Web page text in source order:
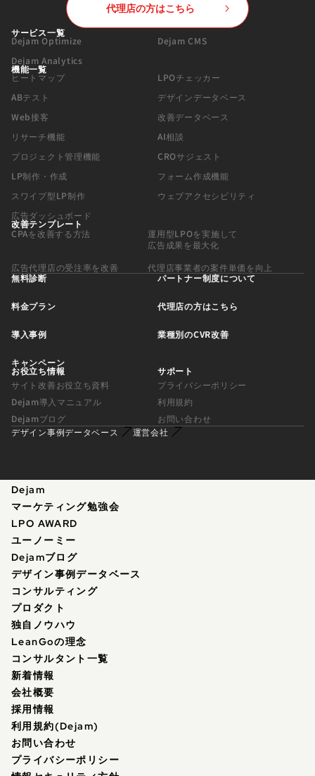
代理店の方はこちら
サービス一覧
Dejam Optimize
Dejam CMS
Dejam Analytics
機能一覧
ヒートマップ
LPOチェッカー
ABテスト
デザインデータベース
Web接客
改善データベース
リサーチ機能
AI相談
プロジェクト管理機能
CROサジェスト
LP制作・作成
フォーム作成機能
スワイプ型LP制作
ウェブアクセシビリティ
広告ダッシュボード
改善テンプレート
CPAを改善する方法
運用型LPOを実施して
広告成果を最大化
広告代理店の受注率を改善
代理店事業者の案件単価を向上
無料診断
パートナー制度について
料金プラン 代理店の方はこちら
導入事例 業種別のCVR改善
キャンペーン
お役立ち情報
サイト改善お役立ち資料
Dejam導入マニュアル
Dejamブログ
サポート
プライバシーポリシー
利用規約
お問い合わせ
デザイン事例データベース
運営会社
Dejam
マーケティング勉強会
LPO AWARD
ユーノーミー
Dejamブログ
デザイン事例データベース
コンサルティング
プロダクト
独自ノウハウ
LeanGoの理念
コンサルタント一覧
新着情報
会社概要
採用情報
利用規約(Dejam)
お問い合わせ
プライバシーポリシー